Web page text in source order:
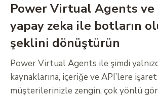
Power Virtual Agents
yapay zeka ile botların
şeklini dönüştürün
Power Virtual Agents ile şimdi
kaynaklarına, içeriğe ve API’lere
müşterilerinizle zengin, çok yönlü